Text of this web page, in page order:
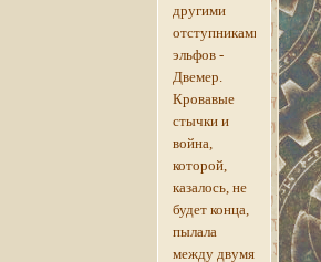
другими
отступниками
эльфов -
Двемер.
Кровавые
стычки и
война,
которой,
казалось, не
будет конца,
пылала
между двумя